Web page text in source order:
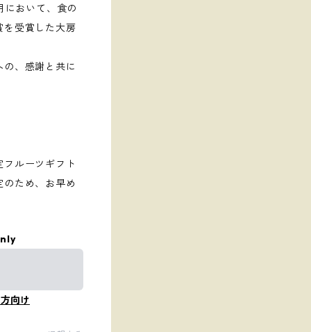
おいて、食の
を受賞した大房
、感謝と共に
ルーツギフト
ため、お早め
向け